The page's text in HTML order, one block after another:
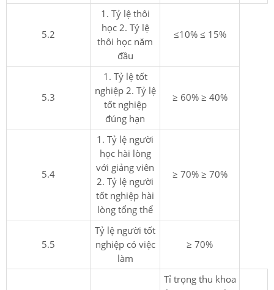
5.2
1. Tỷ lệ thôi
học 2. Tỷ lệ
thôi học năm
đầu
≤10% ≤ 15%
5.3
1. Tỷ lệ tốt
nghiệp 2. Tỷ lệ
tốt nghiệp
đúng hạn
≥ 60% ≥ 40%
5.4
1. Tỷ lệ người
học hài lòng
với giảng viên
2. Tỷ lệ người
tốt nghiệp hài
lòng tổng thể
≥ 70% ≥ 70%
5.5
Tỷ lệ người tốt
nghiệp có việc
làm
≥ 70%
Tỉ trọng thu khoa